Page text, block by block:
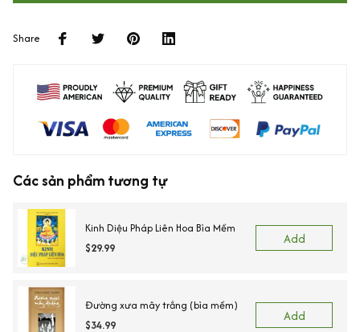
Share
Các sản phẩm tương tự
Kinh Diệu Pháp Liên Hoa Bìa Mềm
$29.99
Add
Đường xưa mây trắng (bìa mềm)
$34.99
Add